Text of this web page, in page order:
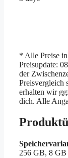
* Alle Preise
Preisupdate:
der
Preisvergleich
erhalten wir
dich. Alle
256 GB, 8 GB